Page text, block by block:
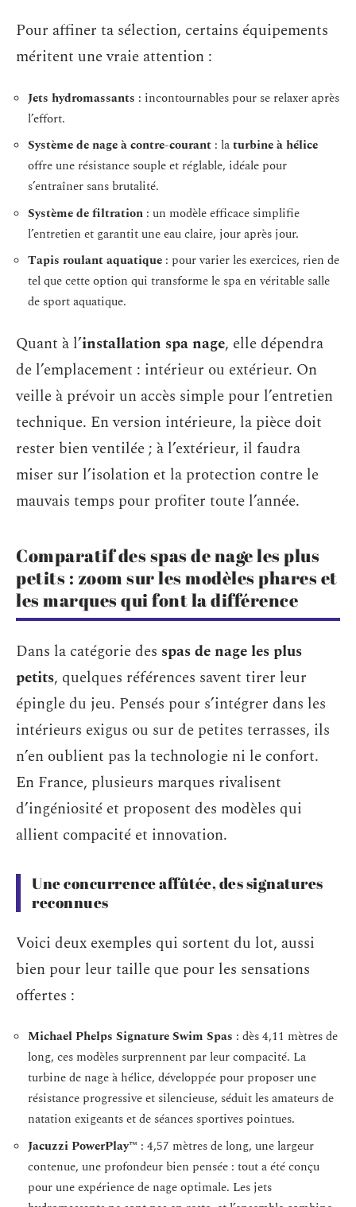
Pour affiner ta sélection, certains équipements
méritent une vraie attention :
Jets hydromassants : incontournables pour se relaxer après
l’effort.
Système de nage à contre-courant : laturbine à hélice
offre une résistance souple et réglable, idéale pour
s’entraîner sans brutalité.
Système de filtration : un modèle efficace simplifie
l’entretien et garantit une eau claire, jour après jour.
Tapis roulant aquatique : pour varier les exercices, rien de
tel que cette option qui transforme le spa en véritable salle
de sport aquatique.
Quant à l’installation spa nage, elle dépendra
de l’emplacement : intérieur ou extérieur. On
veille à prévoir un accès simple pour l’entretien
technique. En version intérieure, la pièce doit
rester bien ventilée ; à l’extérieur, il faudra
miser sur l’isolation et la protection contre le
mauvais temps pour profiter toute l’année.
Comparatif des spas de nage les plus
petits : zoom sur les modèles phares et
les marques qui font la différence
Dans la catégorie des spas de nage les plus
petits, quelques références savent tirer leur
épingle du jeu. Pensés pour s’intégrer dans les
intérieurs exigus ou sur de petites terrasses, ils
n’en oublient pas la technologie ni le confort.
En France, plusieurs marques rivalisent
d’ingéniosité et proposent des modèles qui
allient compacité et innovation.
Une concurrence affûtée, des signatures
reconnues
Voici deux exemples qui sortent du lot, aussi
bien pour leur taille que pour les sensations
offertes :
Michael Phelps Signature Swim Spas : dès 4,11 mètres de
long, ces modèles surprennent par leur compacité. La
turbine de nage à hélice, développée pour proposer une
résistance progressive et silencieuse, séduit les amateurs de
natation exigeants et de séances sportives pointues.
Jacuzzi PowerPlay™ : 4,57 mètres de long, une largeur
contenue, une profondeur bien pensée : tout a été conçu
pour une expérience de nage optimale. Les jets